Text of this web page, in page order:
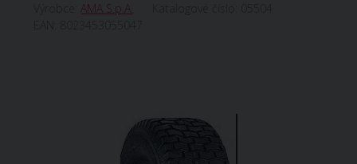
Výrobce:AMA S.p.A.